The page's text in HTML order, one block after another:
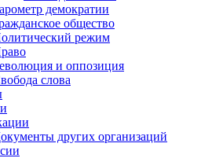
демократии
общество
режим
и оппозиция
слова
других организаций